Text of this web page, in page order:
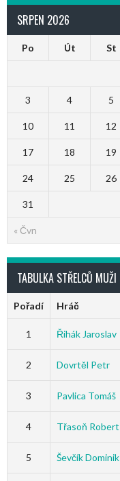
SRPEN 2026
Po Út St
« Čvn
3 4 5
10 11 12
17 18 19
24 25 26
31
TABULKA STŘELCŮ MUŽI
Pořadí Hráč
1 Řihák Jaroslav
2 Dovrtěl Petr
3 Pavlica Tomáš
4 Třasoň Robert
5 Ševčík Dominik